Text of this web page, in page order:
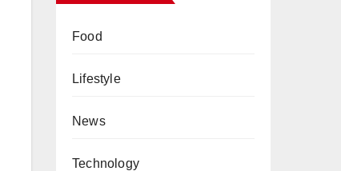
Food
Lifestyle
News
Technology